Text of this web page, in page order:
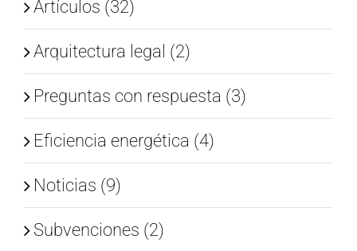
Artículos (32)
Arquitectura legal (2)
Preguntas con respuesta (3)
Eficiencia energética (4)
Noticias (9)
Subvenciones (2)